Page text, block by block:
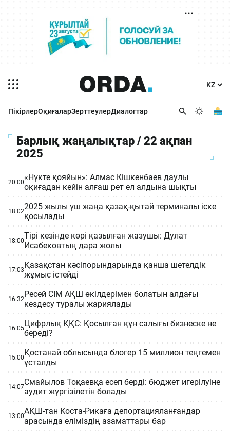
ПікірлерОқиғаларЗерттеулерДиалогтар
Барлық жаңалықтар / 22 ақпан
2025
20:00«Нүкте қояйын»: Алмас Кішкенбаев даулы
оқиғадан кейін алғаш рет ел алдына шықты
18:022025 жылы үш жаңа қазақ-қытай терминалы іске
қосылады
18:00Тірі кезінде көрі қазылған жазушы: Дулат
Исабековтың дара жолы
17:03Қазақстан кәсіпорындарында қанша шетелдік
жұмыс істейді
16:32Ресей СІМ АҚШ өкілдерімен болатын алдағы
кездесу туралы жариялады
16:05Цифрлық ҚҚС: Қосылған құн салығы бизнеске не
береді?
15:00Қостанай облысында блогер 15 миллион теңгемен
ұсталды
14:07Смайылов Тоқаевқа есеп берді: бюджет игерілуіне
аудит жүргізілетін болады
13:00АҚШ-тан Коста-Рикаға депортацияланғандар
арасында еліміздің азаматтары бар